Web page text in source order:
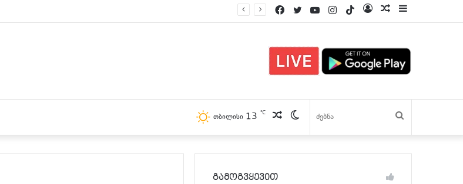
პოსტები
Log
TikTok
Instagram
YouTube
Twitter
Facebook
Switch
skin
პოსტები
თბილისი 13 ℃
გამოგვყევით